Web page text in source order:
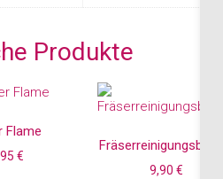
Produkte
Flame
€
9,90 €